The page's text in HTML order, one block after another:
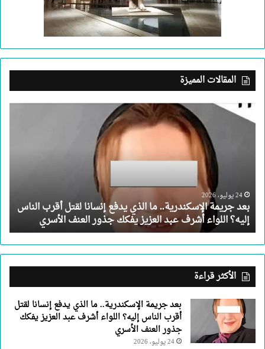
المقالات المميزة
بعد
جريمة
لقتل
أقرب
الناس
إليه؟
اللواء
أشرف
عبد
العزيز
جذور
العنف
الأسري
24 يوليو، 2026
بعد جريمة الإسكندرية.. ما الذي يدفع إنسانا لقتل أقرب الناس
إليه؟ اللواء أشرف عبد العزيز يفكك جذور العنف الأسري
الأكثر قراءة
بعد جريمة الإسكندرية.. ما الذي يدفع إنسانا لقتل
أقرب الناس إليه؟ اللواء أشرف عبد العزيز يفكك
جذور العنف الأسري
24 يوليو، 2026